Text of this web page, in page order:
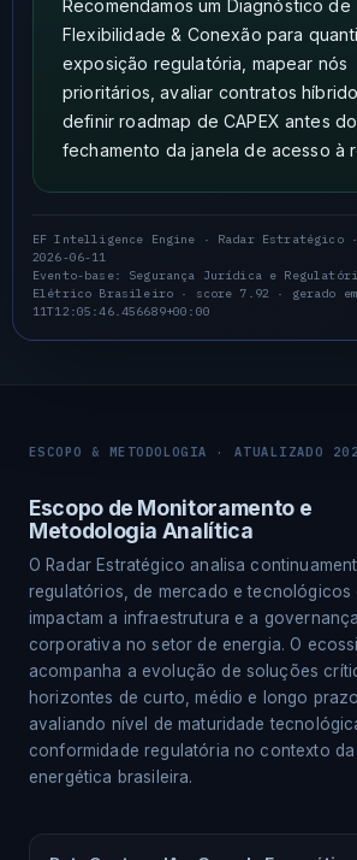
Recomendamos um Diagnóstico de
Flexibilidade & Conexão para
exposição regulatória, mapear nós
prioritários, avaliar contratos
definir roadmap de CAPEX antes do
fechamento da janela de acesso à
EF Intelligence Engine · Radar Estratégico
2026-06-11
Evento-base: Segurança Jurídica e
Elétrico Brasileiro · score 7.92 · gerado em
11T12:05:46.456689+00:00
ESCOPO & METODOLOGIA · ATUALIZADO
Escopo de Monitoramento e
Metodologia Analítica
O Radar Estratégico analisa
regulatórios, de mercado e tecnológicos
impactam a infraestrutura e a governança
corporativa no setor de energia. O
acompanha a evolução de soluções
horizontes de curto, médio e longo prazo,
avaliando nível de maturidade
conformidade regulatória no contexto
energética brasileira.